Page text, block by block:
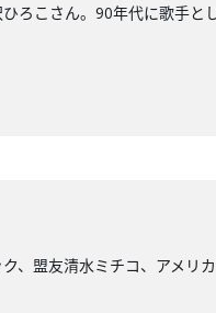
ろこさん。90年代に歌手
、盟友清水ミチコ、アメ